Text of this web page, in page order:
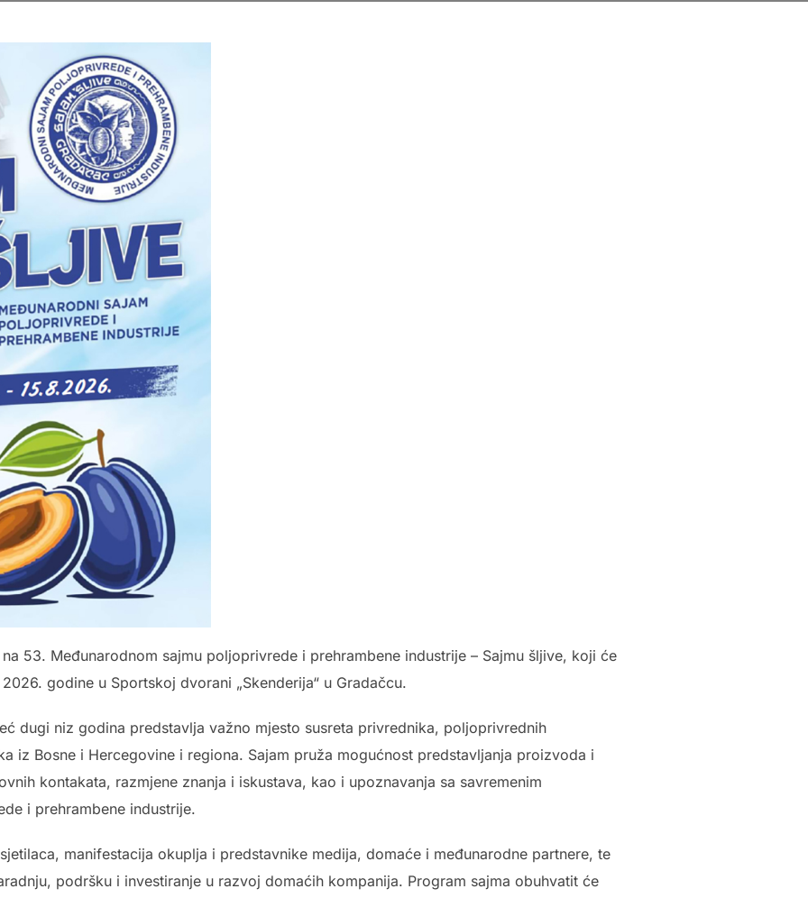
53. Međunarodnom sajmu poljoprivrede i prehrambene industrije – Sajmu šljive, koji će
godine u Sportskoj dvorani „Skenderija“ u Gradačcu.
dugi niz godina predstavlja važno mjesto susreta privrednika, poljoprivrednih
iz Bosne i Hercegovine i regiona. Sajam pruža mogućnost predstavljanja proizvoda i
kontakata, razmjene znanja i iskustava, kao i upoznavanja sa savremenim
i prehrambene industrije.
manifestacija okuplja i predstavnike medija, domaće i međunarodne partnere, te
podršku i investiranje u razvoj domaćih kompanija. Program sajma obuhvatit će